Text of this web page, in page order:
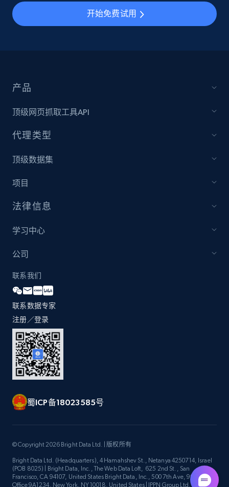
开始免费试用
产品
顶级网页抓取工具API
代理类型
顶级数据集
项目
法律信息
学习中心
公司
联系我们
联系数据专家
注册／登录
蜀ICP备18023585号
© Copyright 2026 Bright Data Ltd. | 版权所有
Bright Data Ltd. (Headquarters), 4 Hamahshev St., Netanya 4250714, Israel
(POB 8025) | Bright Data, Inc., The Web Data Loft, 625 2nd St., San
Francisco, CA 94107, United States Bright Data, Inc., 500 7th Ave, 9th Floor
Office 9A1234, New York, NY 10018, United States | IPPN Group Ltd.